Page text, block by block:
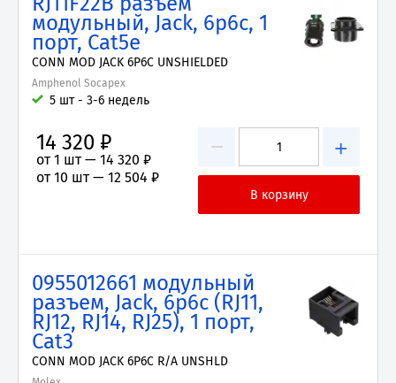
модульный, Jack, 6p6c, 1
порт, Cat5e
CONN MOD JACK 6P6C UNSHIELDED
Amphenol Socapex
5 шт - 3-6 недель
− +
14 320 ₽
от 1 шт — 14 320 ₽
от 10 шт — 12 504 ₽
0955012661 модульный
разъем, Jack, 6p6c (RJ11,
RJ12, RJ14, RJ25), 1 порт,
Cat3
CONN MOD JACK 6P6C R/A UNSHLD